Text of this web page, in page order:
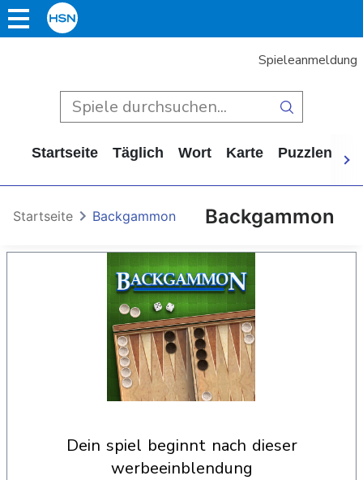
Spieleanmeldung
Startseite Täglich Wort Karte Puzzlen
Backgammon
Startseite Backgammon
dein spiel beginnt nach dieser
werbeeinblendung